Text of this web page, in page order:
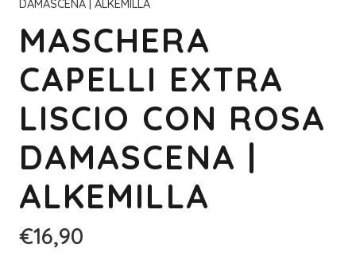
DAMASCENA | ALKEMILLA
MASCHERA
CAPELLI EXTRA
LISCIO CON ROSA
DAMASCENA |
ALKEMILLA
€16,90